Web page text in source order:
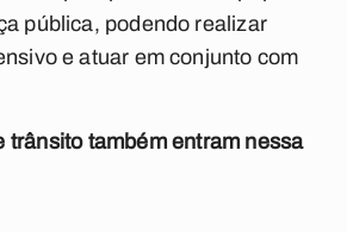
pública, podendo realizar
e atuar em conjunto com
trânsito também entram nessa